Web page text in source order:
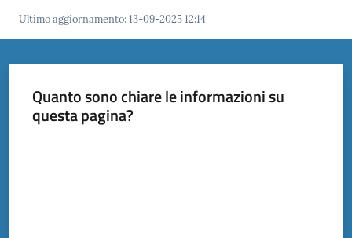
Ultimo aggiornamento:13-09-2025 12:14
Quanto sono chiare le informazioni su
questa pagina?